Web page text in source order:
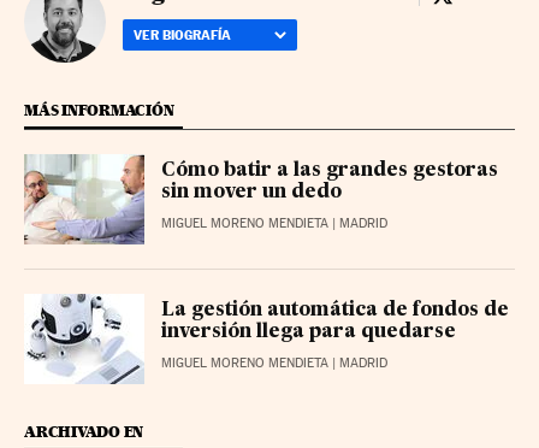
VER BIOGRAFÍA
MÁS INFORMACIÓN
Cómo batir a las grandes gestoras
sin mover un dedo
MIGUEL MORENO MENDIETA | MADRID
La gestión automática de fondos de
inversión llega para quedarse
MIGUEL MORENO MENDIETA | MADRID
ARCHIVADO EN